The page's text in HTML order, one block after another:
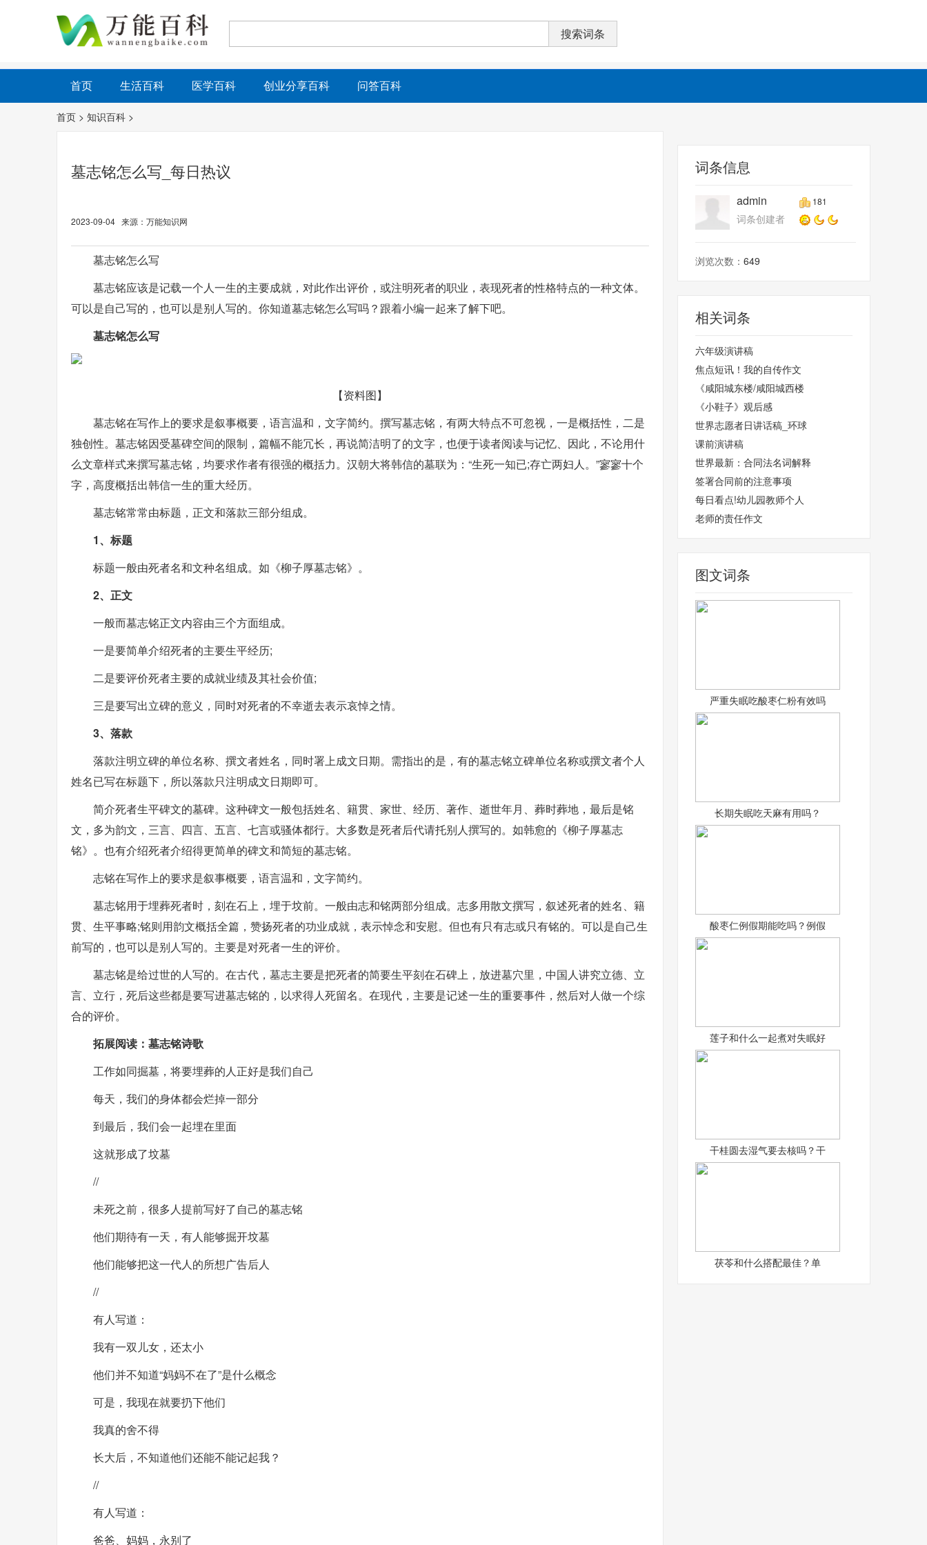
首页 生活百科 医学百科 创业分享百科 问答百科
首页 > 知识百科 >
墓志铭怎么写_每日热议
2023-09-04 来源：万能知识网
墓志铭怎么写
墓志铭应该是记载一个人一生的主要成就，对此作出评价，或注明死者的职业，表现死者的性格特点的一种文体。
可以是自己写的，也可以是别人写的。你知道墓志铭怎么写吗？跟着小编一起来了解下吧。
墓志铭怎么写
【资料图】
墓志铭在写作上的要求是叙事概要，语言温和，文字简约。撰写墓志铭，有两大特点不可忽视，一是概括性，二是
独创性。墓志铭因受墓碑空间的限制，篇幅不能冗长，再说简洁明了的文字，也便于读者阅读与记忆、因此，不论用什
么文章样式来撰写墓志铭，均要求作者有很强的概括力。汉朝大将韩信的墓联为：“生死一知已;存亡两妇人。”寥寥十个
字，高度概括出韩信一生的重大经历。
墓志铭常常由标题，正文和落款三部分组成。
1、标题
标题一般由死者名和文种名组成。如《柳子厚墓志铭》。
2、正文
一般而墓志铭正文内容由三个方面组成。
一是要简单介绍死者的主要生平经历;
二是要评价死者主要的成就业绩及其社会价值;
三是要写出立碑的意义，同时对死者的不幸逝去表示哀悼之情。
3、落款
落款注明立碑的单位名称、撰文者姓名，同时署上成文日期。需指出的是，有的墓志铭立碑单位名称或撰文者个人
姓名已写在标题下，所以落款只注明成文日期即可。
简介死者生平碑文的墓碑。这种碑文一般包括姓名、籍贯、家世、经历、著作、逝世年月、葬时葬地，最后是铭
文，多为韵文，三言、四言、五言、七言或骚体都行。大多数是死者后代请托别人撰写的。如韩愈的《柳子厚墓志
铭》。也有介绍死者介绍得更简单的碑文和简短的墓志铭。
志铭在写作上的要求是叙事概要，语言温和，文字简约。
墓志铭用于埋葬死者时，刻在石上，埋于坟前。一般由志和铭两部分组成。志多用散文撰写，叙述死者的姓名、籍
贯、生平事略;铭则用韵文概括全篇，赞扬死者的功业成就，表示悼念和安慰。但也有只有志或只有铭的。可以是自己生
前写的，也可以是别人写的。主要是对死者一生的评价。
墓志铭是给过世的人写的。在古代，墓志主要是把死者的简要生平刻在石碑上，放进墓穴里，中国人讲究立德、立
言、立行，死后这些都是要写进墓志铭的，以求得人死留名。在现代，主要是记述一生的重要事件，然后对人做一个综
合的评价。
拓展阅读：墓志铭诗歌
工作如同掘墓，将要埋葬的人正好是我们自己
每天，我们的身体都会烂掉一部分
到最后，我们会一起埋在里面
这就形成了坟墓
//
未死之前，很多人提前写好了自己的墓志铭
他们期待有一天，有人能够掘开坟墓
他们能够把这一代人的所想广告后人
//
有人写道：
我有一双儿女，还太小
他们并不知道“妈妈不在了”是什么概念
可是，我现在就要扔下他们
我真的舍不得
长大后，不知道他们还能不能记起我？
//
有人写道：
爸爸、妈妈，永别了
词条信息
admin 181
词条创建者
浏览次数： 649
相关词条
六年级演讲稿
焦点短讯！我的自传作文
《咸阳城东楼/咸阳城西楼
《小鞋子》观后感
世界志愿者日讲话稿_环球
课前演讲稿
世界最新：合同法名词解释
签署合同前的注意事项
每日看点!幼儿园教师个人
老师的责任作文
图文词条
严重失眠吃酸枣仁粉有效吗
长期失眠吃天麻有用吗？
酸枣仁例假期能吃吗？例假
莲子和什么一起煮对失眠好
干桂圆去湿气要去核吗？干
茯苓和什么搭配最佳？单